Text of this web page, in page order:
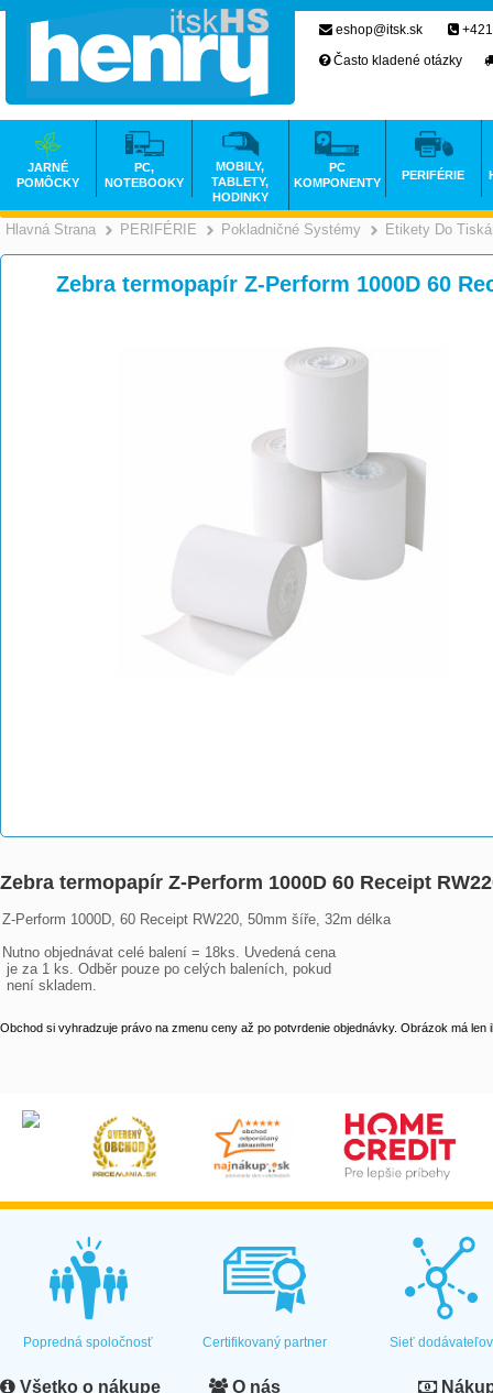
Hlavná Strana >
PERIFÉRIE >
Pokladničné Systémy Etikety Do
Zebra termopapír Z-Perform 1000D 60
Zebra termopapír Z-Perform 1000D 60 Receipt
Z-Perform 1000D, 60 Receipt RW220, 50mm šíře, 32m délka
Nutno objednávat celé balení = 18ks. Uvedená cena
není skladem.
Obchod si vyhradzuje právo na zmenu ceny až po potvrdenie objednávky. Obrázok má len
eshop@itsk.sk
Často kladené otázky
JARNÉ
POMÔCKY
PC,
NOTEBOOKY
MOBILY,
TABLETY,
HODINKY
PC
KOMPONENTY
PERIFÉRIE
Popredná spoločnosť Certifikovaný partner Sieť dodávateľov
Všetko o nákupe O nás